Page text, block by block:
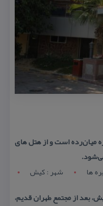
میان‌رد‌ه است و از هتل های
ها شهر : كیش
بعد از مجتمع طهران قدیم،